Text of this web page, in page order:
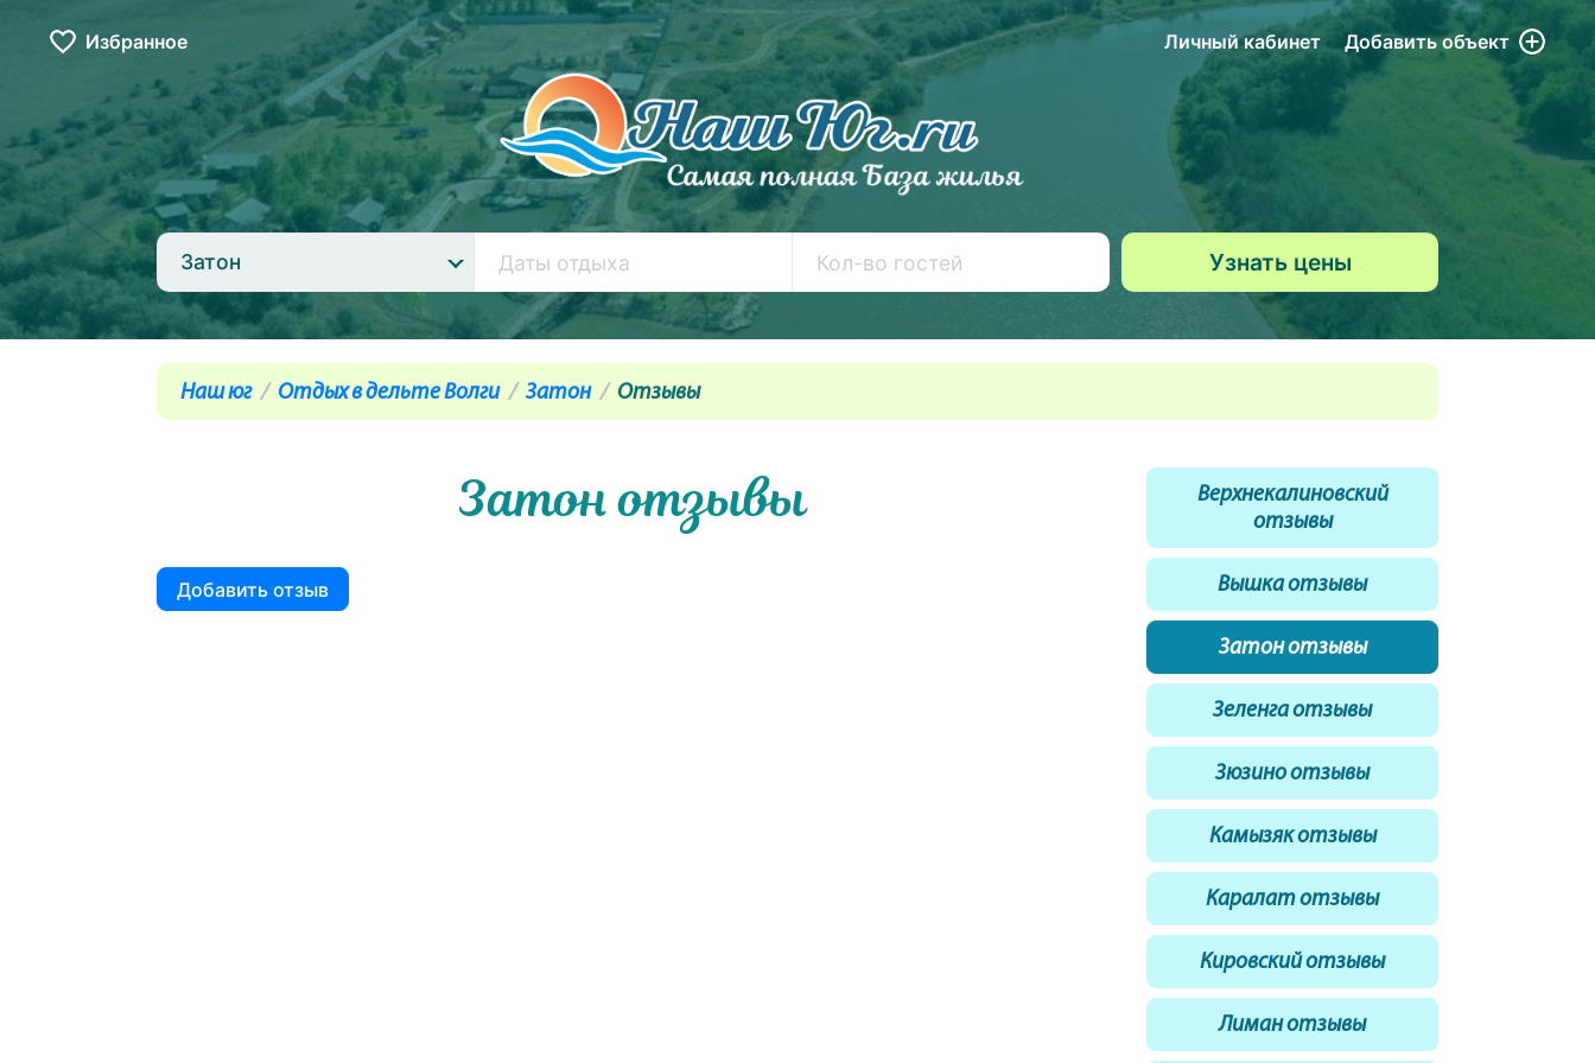
Избранное Личный кабинет Добавитьобъект
Затон
Наш юг Отдых в дельте Волги Затон Отзывы
Затон отзывы
Добавить отзыв
Верхнекалиновский
отзывы
Вышка отзывы
Затон отзывы
Зеленга отзывы
Зюзино отзывы
Камызяк отзывы
Каралат отзывы
Кировский отзывы
Лиман отзывы